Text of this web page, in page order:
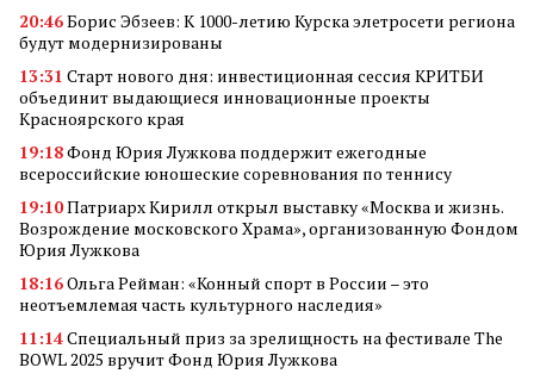
20:46Борис Эбзеев: К 1000-летию Курска элетросети региона
будут модернизированы
13:31 Старт нового дня: инвестиционная сессия КРИТБИ
объединит выдающиеся инновационные проекты
Красноярского края
19:18Фонд Юрия Лужкова поддержит ежегодные
всероссийские юношеские соревнования по теннису
19:10Патриарх Кирилл открыл выставку «Москва и жизнь.
Возрождение московского Храма», организованную Фондом
Юрия Лужкова
18:16Ольга Рейман: «Конный спорт в России – это
неотъемлемая часть культурного наследия»
11:14Специальный приз за зрелищность на фестивале The
BOWL 2025 вручит Фонд Юрия Лужкова